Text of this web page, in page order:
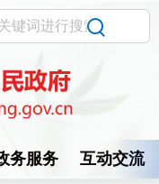
务服务 互动交流